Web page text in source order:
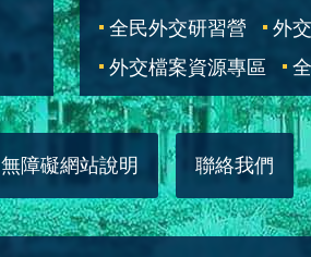
全民外交研習營
外
外交檔案資源專區
無障礙網站說明 聯絡我們